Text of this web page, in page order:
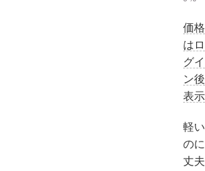
価格
はロ
グイ
ン後
表示
軽い
のに
丈夫